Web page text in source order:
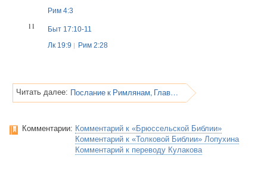
Рим 4:3
11
Быт 17:10-11
Лк 19:9
Рим 2:28
Читать далее: Послание к Римлянам, Глава 4
Комментарии: Комментарий к «Брюссельской Библии»
Комментарий к «Толковой Библии» Лопухина
Комментарий к переводу Кулакова